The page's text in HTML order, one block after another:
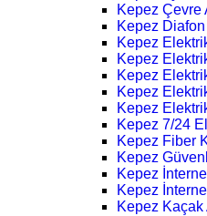
Kepez Çevre
Kepez Diafon
Kepez
Kepez
Kepez
Kepez
Kepez
Kepez 7/24
Kepez Fiber
Kepez
Kepez
Kepez
Kepez Kaçak